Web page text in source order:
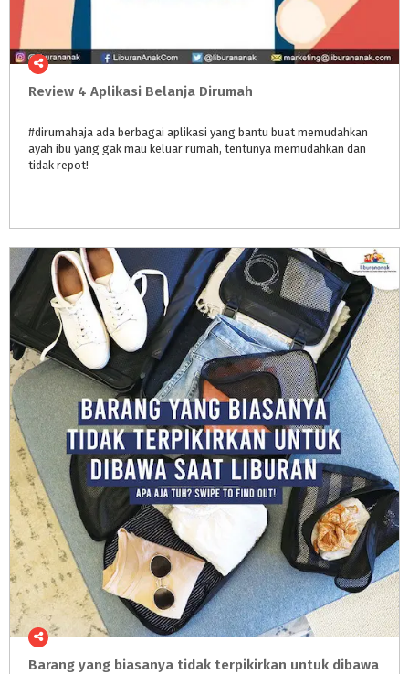
Review 4 Aplikasi Belanja Dirumah
#dirumahaja ada berbagai aplikasi yang bantu buat memudahkan
ayah ibu yang gak mau keluar rumah, tentunya memudahkan dan
tidak repot!
Barang yang biasanya tidak terpikirkan untuk dibawa